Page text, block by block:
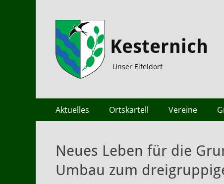
Kesternich
Unser Eifeldorf
Primäres
Menü
Zum
Inhalt
Aktuelles Ortskartell Vereine
Neues Leben für die
Umbau zum